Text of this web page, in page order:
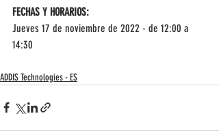
FECHAS Y HORARIOS:
Jueves 17 de noviembre de 2022 - de 12:00 a
14:30
ADDIS Technologies - ES